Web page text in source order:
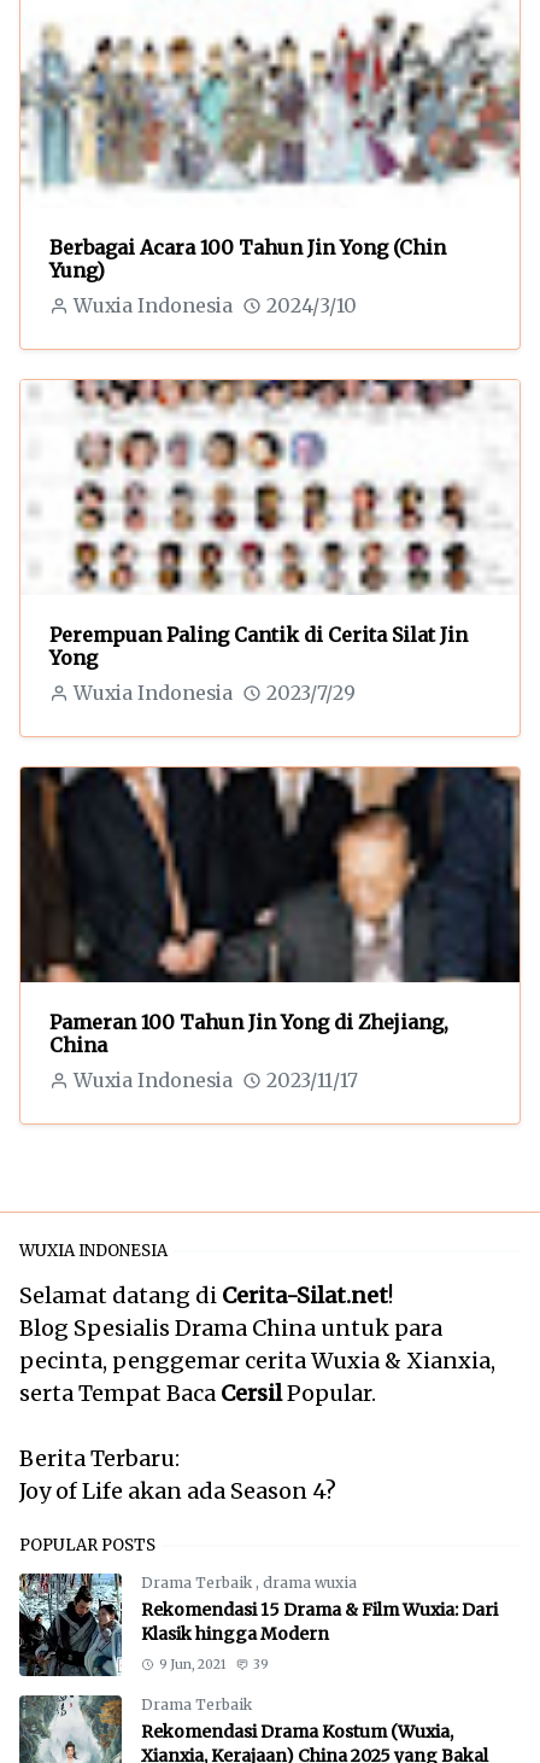
Berbagai Acara 100 Tahun Jin Yong (Chin
Yung)
Wuxia Indonesia 2024/3/10
Perempuan Paling Cantik di Cerita Silat Jin
Yong
Wuxia Indonesia 2023/7/29
Pameran 100 Tahun Jin Yong di Zhejiang,
China
Wuxia Indonesia 2023/11/17
WUXIA INDONESIA
Selamat datang di Cerita-Silat.net!
Blog Spesialis Drama China untuk para
pecinta, penggemar cerita Wuxia & Xianxia,
serta Tempat Baca CersilPopular.
Berita Terbaru:
Joy of Life akan ada Season 4?
POPULAR POSTS
Drama Terbaik , drama wuxia
Rekomendasi 15 Drama & Film Wuxia: Dari
Klasik hingga Modern
9 Jun, 2021 39
Drama Terbaik
Rekomendasi Drama Kostum (Wuxia,
Xianxia, Kerajaan) China 2025 yang Bakal